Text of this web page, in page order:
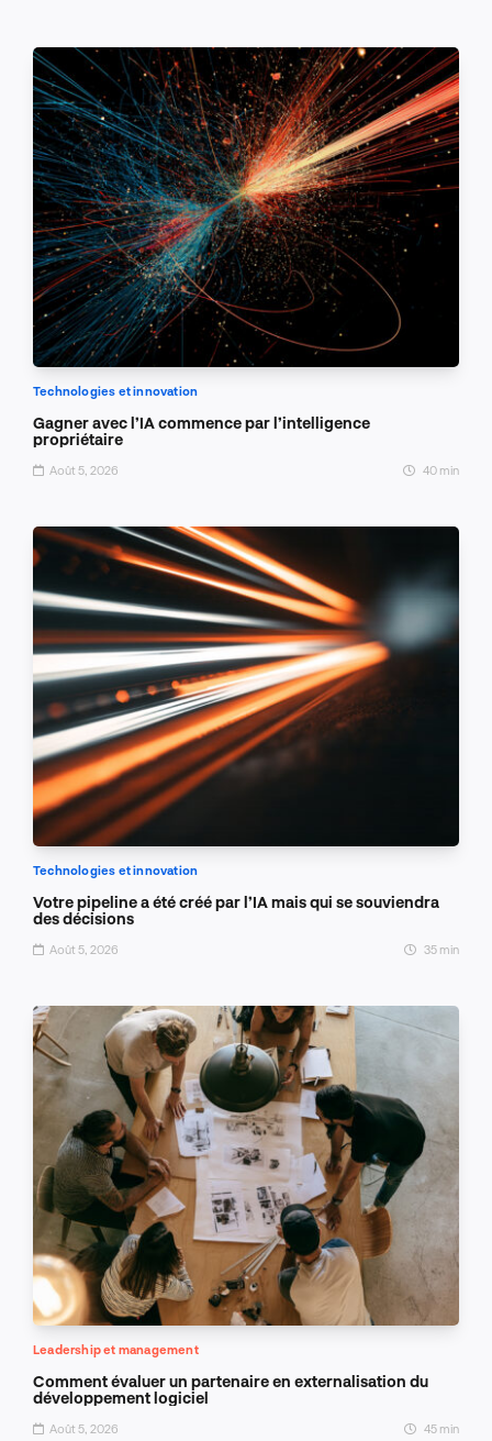
Technologies et innovation
Gagner avec l’IA commence par l’intelligence
propriétaire
Août 5, 2026 40 min
Technologies et innovation
Votre pipeline a été créé par l’IA mais qui se souviendra
des décisions
Août 5, 2026 35 min
Leadership et management
Comment évaluer un partenaire en externalisation du
développement logiciel
Août 5, 2026 45 min